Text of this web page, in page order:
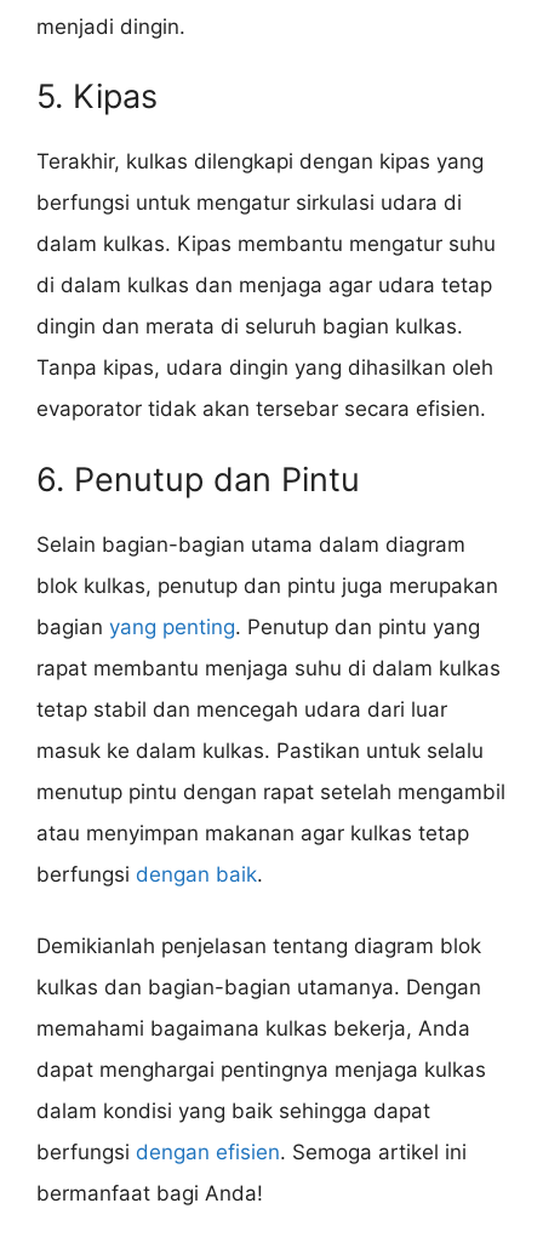
menjadi dingin.
5. Kipas
Terakhir, kulkas dilengkapi dengan kipas yang
berfungsi untuk mengatur sirkulasi udara di
dalam kulkas. Kipas membantu mengatur suhu
di dalam kulkas dan menjaga agar udara tetap
dingin dan merata di seluruh bagian kulkas.
Tanpa kipas, udara dingin yang dihasilkan oleh
evaporator tidak akan tersebar secara efisien.
6. Penutup dan Pintu
Selain bagian-bagian utama dalam diagram
blok kulkas, penutup dan pintu juga merupakan
bagian yang penting. Penutup dan pintu yang
rapat membantu menjaga suhu di dalam kulkas
tetap stabil dan mencegah udara dari luar
masuk ke dalam kulkas. Pastikan untuk selalu
menutup pintu dengan rapat setelah mengambil
atau menyimpan makanan agar kulkas tetap
berfungsi dengan baik.
Demikianlah penjelasan tentang diagram blok
kulkas dan bagian-bagian utamanya. Dengan
memahami bagaimana kulkas bekerja, Anda
dapat menghargai pentingnya menjaga kulkas
dalam kondisi yang baik sehingga dapat
berfungsi dengan efisien. Semoga artikel ini
bermanfaat bagi Anda!